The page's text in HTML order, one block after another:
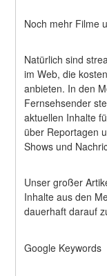
Noch mehr Filme
Natürlich sind
im Web, die
anbieten. In den
Fernsehsender
aktuellen Inhalte
über Reportagen
Shows und
Unser großer
Inhalte aus den
dauerhaft darauf
Google Keywords